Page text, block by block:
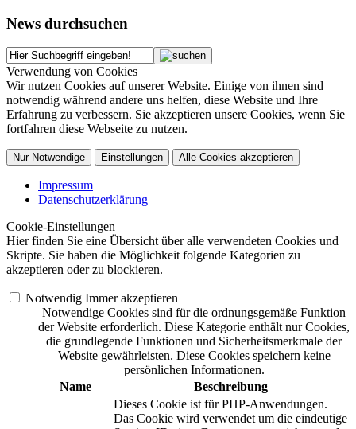
News durchsuchen
Verwendung von Cookies
Wir nutzen Cookies auf unserer Website. Einige von ihnen sind
notwendig während andere uns helfen, diese Website und Ihre
Erfahrung zu verbessern. Sie akzeptieren unsere Cookies, wenn Sie
fortfahren diese Webseite zu nutzen.
Nur Notwendige Einstellungen Alle Cookies akzeptieren
Impressum
Datenschutzerklärung
Cookie-Einstellungen
Hier finden Sie eine Übersicht über alle verwendeten Cookies und
Skripte. Sie haben die Möglichkeit folgende Kategorien zu
akzeptieren oder zu blockieren.
Notwendig Immer akzeptieren
Notwendige Cookies sind für die ordnungsgemäße Funktion
der Website erforderlich. Diese Kategorie enthält nur Cookies,
die grundlegende Funktionen und Sicherheitsmerkmale der
Website gewährleisten. Diese Cookies speichern keine
persönlichen Informationen.
Name
Beschreibung
Dieses Cookie ist für PHP-Anwendungen.
Das Cookie wird verwendet um die eindeutige